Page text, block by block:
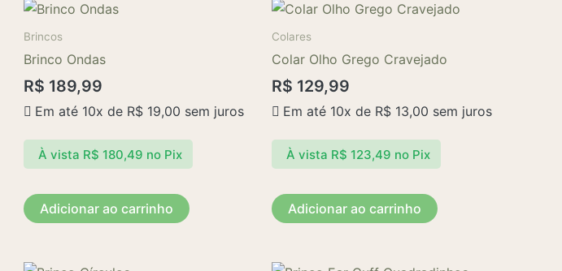
Brincos
Brinco Ondas
R$ 189,99
Em até 10x de R$ 19,00 sem juros
À vista R$ 180,49 no Pix
Adicionar ao carrinho
Colares
Colar Olho Grego Cravejado
R$ 129,99
Em até 10x de R$ 13,00 sem juros
À vista R$ 123,49 no Pix
Adicionar ao carrinho